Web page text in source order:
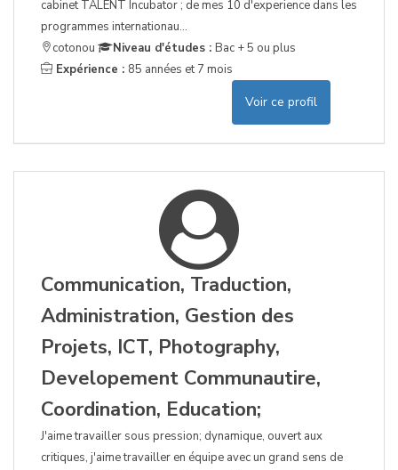
cabinet TALENT Incubator ; de mes 10 d'experience dans les
programmes internationau...
cotonou
Niveau d'études : Bac + 5 ou plus
Expérience : 85 années et 7 mois
Voir ce profil
Communication, Traduction,
Administration, Gestion des
Projets, ICT, Photography,
Developement Communautire,
Coordination, Education;
J'aime travailler sous pression; dynamique, ouvert aux
critiques, j'aime travailler en équipe avec un grand sens de